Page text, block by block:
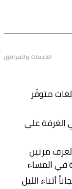
الخدمات والمرافق
متوفّر
الغرفة على
مرتين
في المساء
أثناء الليل